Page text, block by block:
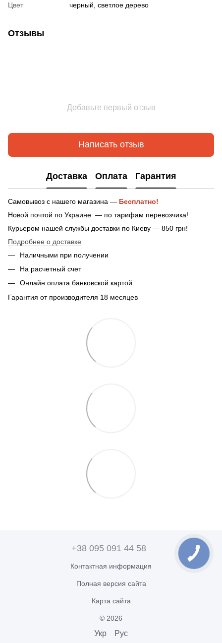
Цвет
черный, светлое дерево
Отзывы
Добавьте первый отзыв
Написать отзыв
Доставка Оплата Гарантия
Самовывоз с нашего магазина — Бесплатно!
Новой почтой по Украине — по тарифам перевозчика!
Курьером нашей службы доставки по Киеву — 850 грн!
Подробнее о доставке
Наличными при получении
На расчетный счет
Онлайн оплата банковской картой
Гарантия от производителя 18 месяцев
+38 095 091 44 58
Контактная информация
Полная версия сайта
Карта сайта
© 2026
Укр Рус